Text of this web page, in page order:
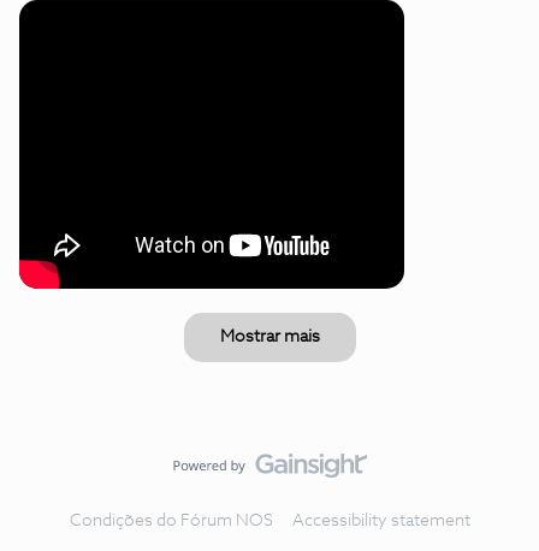
Mostrar mais
Condições do Fórum NOS Accessibility statement